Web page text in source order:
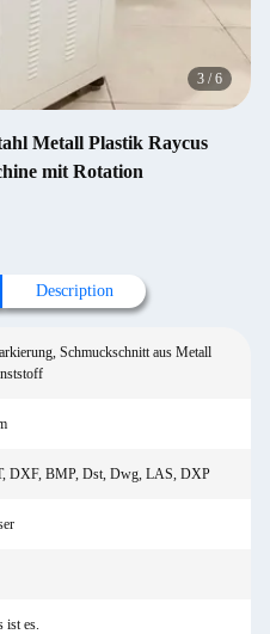
3 /6
Metall Plastik Raycus
mit Rotation
Description
Schmuckschnitt aus Metall
DXF, BMP, Dst, Dwg, LAS, DXP
ist es.